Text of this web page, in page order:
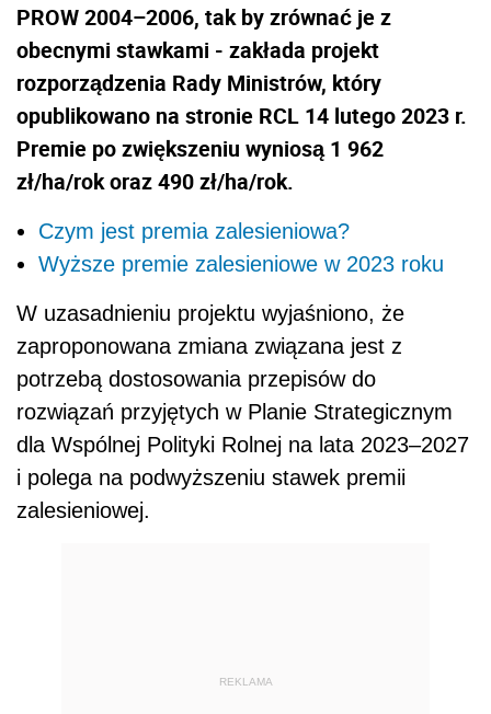
PROW 2004–2006, tak by zrównać je z
obecnymi stawkami - zakłada projekt
rozporządzenia Rady Ministrów, który
opublikowano na stronie RCL 14 lutego 2023 r.
Premie po zwiększeniu wyniosą 1 962
zł/ha/rok oraz 490 zł/ha/rok.
Czym jest premia zalesieniowa?
Wyższe premie zalesieniowe w 2023 roku
W uzasadnieniu projektu wyjaśniono, że
zaproponowana zmiana związana jest z
potrzebą dostosowania przepisów do
rozwiązań przyjętych w Planie Strategicznym
dla Wspólnej Polityki Rolnej na lata 2023–2027
i polega na podwyższeniu stawek premii
zalesieniowej.
REKLAMA